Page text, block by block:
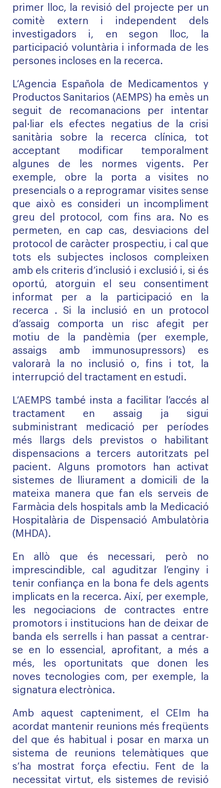
primer lloc, la revisió del projecte per un
comitè extern i independent dels
investigadors i, en segon lloc, la
participació voluntària i informada de les
persones incloses en la recerca.
L’Agencia Española de Medicamentos y
Productos Sanitarios (AEMPS) ha emès un
seguit de recomanacions per intentar
pal·liar els efectes negatius de la crisi
sanitària sobre la recerca clínica, tot
acceptant modificar temporalment
algunes de les normes vigents. Per
exemple, obre la porta a visites no
presencials o a reprogramar visites sense
que això es consideri un incompliment
greu del protocol, com fins ara. No es
permeten, en cap cas, desviacions del
protocol de caràcter prospectiu, i cal que
tots els subjectes inclosos compleixen
amb els criteris d’inclusió i exclusió i, si és
oportú, atorguin el seu consentiment
informat per a la participació en la
recerca . Si la inclusió en un protocol
d’assaig comporta un risc afegit per
motiu de la pandèmia (per exemple,
assaigs amb immunosupressors) es
valorarà la no inclusió o, fins i tot, la
interrupció del tractament en estudi.
L’AEMPS també insta a facilitar l’accés al
tractament en assaig ja sigui
subministrant medicació per períodes
més llargs dels previstos o habilitant
dispensacions a tercers autoritzats pel
pacient. Alguns promotors han activat
sistemes de lliurament a domicili de la
mateixa manera que fan els serveis de
Farmàcia dels hospitals amb la Medicació
Hospitalària de Dispensació Ambulatòria
(MHDA).
En allò que és necessari, però no
imprescindible, cal aguditzar l’enginy i
tenir confiança en la bona fe dels agents
implicats en la recerca. Així, per exemple,
les negociacions de contractes entre
promotors i institucions han de deixar de
banda els serrells i han passat a centrar-
se en lo essencial, aprofitant, a més a
més, les oportunitats que donen les
noves tecnologies com, per exemple, la
signatura electrònica.
Amb aquest capteniment, el CEIm ha
acordat mantenir reunions més freqüents
del que és habitual i posar en marxa un
sistema de reunions telemàtiques que
s’ha mostrat força efectiu. Fent de la
necessitat virtut, els sistemes de revisió